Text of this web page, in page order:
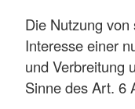
Die Nutzung
Interesse einer
und Verbreitung
Sinne des Art. 6